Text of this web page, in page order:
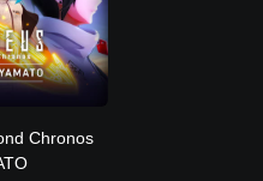
Chronos